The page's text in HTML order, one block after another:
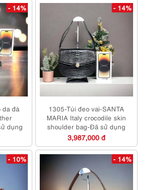
- 14%
da đà
dụng
- 14%
1305-Túi đeo vai-SANTA
MARIA Italy crocodile skin
shoulder bag-Đã sử dụng
3,987,000 đ
- 10% - 14%